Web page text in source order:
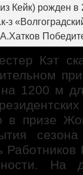
Кейк) рожден в
з
Кэт
1200 м
в призе
На